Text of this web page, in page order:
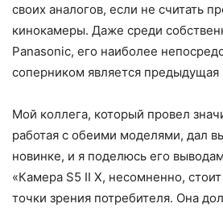
своих аналогов, если не считать
кинокамеры. Даже среди
Panasonic, его наиболее
соперником является предыдущая
Мой коллега, который провел
работая с обеими моделями, дал
новинке, и я поделюсь его
«Камера S5 II X, несомненно,
точки зрения потребителя. Она